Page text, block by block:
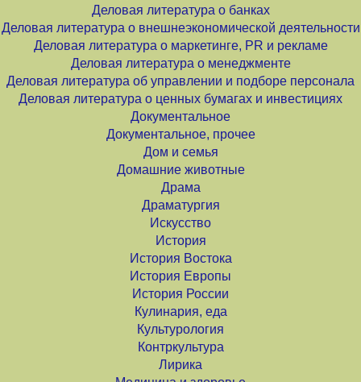
Деловая литература о банках
Деловая литература о внешнеэкономической деятельности
Деловая литература о маркетинге, PR и рекламе
Деловая литература о менеджменте
Деловая литература об управлении и подборе персонала
Деловая литература о ценных бумагах и инвестициях
Документальное
Документальное, прочее
Дом и семья
Домашние животные
Драма
Драматургия
Искусство
История
История Востока
История Европы
История России
Кулинария, еда
Культурология
Контркультура
Лирика